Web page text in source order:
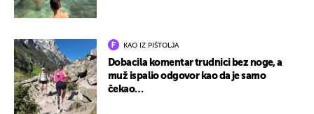
KAO IZ PIŠTOLJA
Dobacila komentar trudnici bez noge, a
muž ispalio odgovor kao da je samo
čekao…